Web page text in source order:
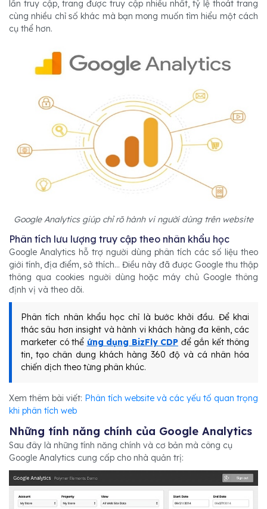
lần truy cập, trang được truy cập nhiều nhất, tỷ lệ thoát trang
cùng nhiều chỉ số khác mà bạn mong muốn tìm hiểu một cách
cụ thể hơn.
Google Analytics giúp chỉ rõ hành vi người dùng trên website
Phân tích lưu lượng truy cập theo nhân khẩu học
Google Analytics hỗ trợ người dùng phân tích các số liệu theo
giới tính, địa điểm, sở thích… Điều này đã được Google thu thập
thông qua cookies người dùng hoặc máy chủ Google thông
định vị và theo dõi.
Phân tích nhân khẩu học chỉ là bước khởi đầu. Để khai
thác sâu hơn insight và hành vi khách hàng đa kênh, các
marketer có thể ứng dụng BizFly CDP để gắn kết thông
tin, tạo chân dung khách hàng 360 độ và cá nhân hóa
chiến dịch theo từng phân khúc.
Xem thêm bài viết: Phân tích website và các yếu tố quan trọng
khi phân tích web
Những tính năng chính của Google Analytics
Sau đây là những tính năng chính và cơ bản mà công cụ
Google Analytics cung cấp cho nhà quản trị: